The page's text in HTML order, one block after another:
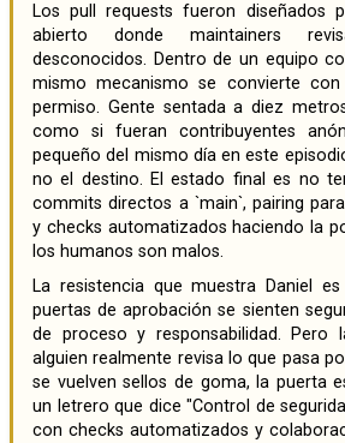
Los pull requests fueron diseñados para proyectos de código
abierto donde maintainers
desconocidos. Dentro de un equipo
mismo mecanismo se convierte
permiso. Gente sentada a diez
como si fueran contribuyentes
pequeño del mismo día en este
no el destino. El estado final es no
commits directos a `main`, pairing
y checks automatizados haciendo la
los humanos son malos.
La resistencia que muestra Daniel es común y entendible. Las
puertas de aprobación se sienten
de proceso y responsabilidad. Pero
alguien realmente revisa lo que pasa
se vuelven sellos de goma, la puerta
un letrero que dice "Control de
con checks automatizados y